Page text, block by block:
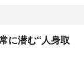
に潜む“人身取